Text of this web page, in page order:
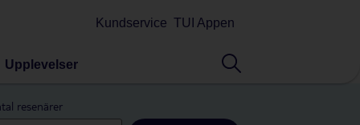
Kundservice TUI Appen
Upplevelser
resenärer